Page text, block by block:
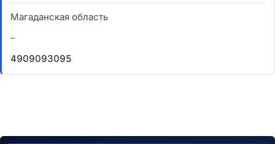
Магаданская область
–
4909093095